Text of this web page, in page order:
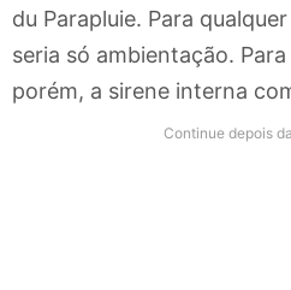
du Parapluie. Para
seria só ambientação.
porém, a sirene interna
Continue depois